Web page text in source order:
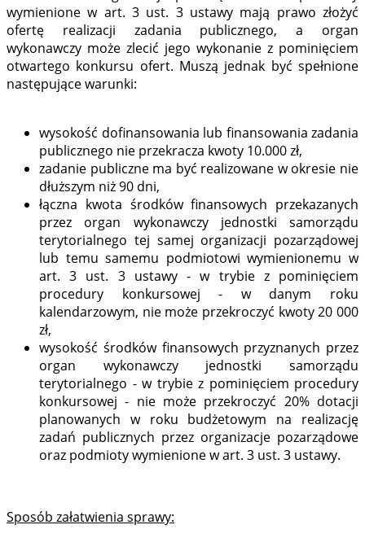
wymienione w art. 3 ust. 3 ustawy mają prawo złożyć
ofertę realizacji zadania publicznego, a organ
wykonawczy może zlecić jego wykonanie z pominięciem
otwartego konkursu ofert. Muszą jednak być spełnione
następujące warunki:
wysokość dofinansowania lub finansowania zadania
publicznego nie przekracza kwoty 10.000 zł,
zadanie publiczne ma być realizowane w okresie nie
dłuższym niż 90 dni,
łączna kwota środków finansowych przekazanych
przez organ wykonawczy jednostki samorządu
terytorialnego tej samej organizacji pozarządowej
lub temu samemu podmiotowi wymienionemu w
art. 3 ust. 3 ustawy - w trybie z pominięciem
procedury konkursowej - w danym roku
kalendarzowym, nie może przekroczyć kwoty 20 000
zł,
wysokość środków finansowych przyznanych przez
organ wykonawczy jednostki samorządu
terytorialnego - w trybie z pominięciem procedury
konkursowej - nie może przekroczyć 20% dotacji
planowanych w roku budżetowym na realizację
zadań publicznych przez organizacje pozarządowe
oraz podmioty wymienione w art. 3 ust. 3 ustawy.
Sposób załatwienia sprawy: